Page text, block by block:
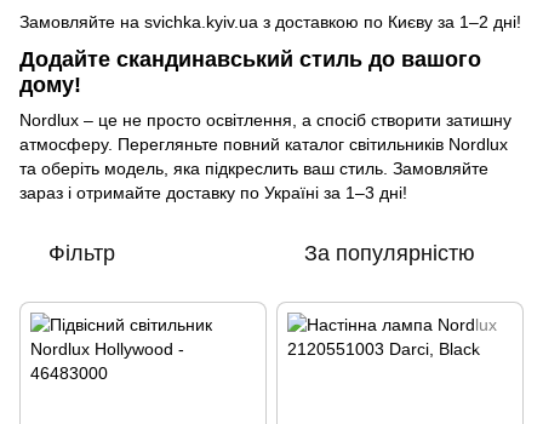
Замовляйте на svichka.kyiv.ua з доставкою по Києву за 1–2 дні!
Додайте скандинавський стиль до вашого
дому!
Nordlux – це не просто освітлення, а спосіб створити затишну
атмосферу. Перегляньте повний каталог світильників Nordlux
та оберіть модель, яка підкреслить ваш стиль. Замовляйте
зараз і отримайте доставку по Україні за 1–3 дні!
Фільтр За популярністю